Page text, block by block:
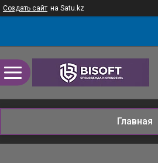
Создать сайт на Satu.kz
Главная